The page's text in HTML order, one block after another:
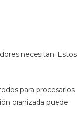
necesitan. Estos
para procesarlos
oranizada puede